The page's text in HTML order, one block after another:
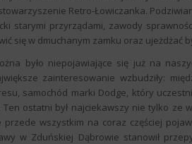
Retro-Łowiczanka.
starymi przyrządami, zawody
się w dmuchanym zamku oraz
było niepojawiające się już na
zainteresowanie wzbudziły:
samochód marki Dodge, który
Ten ostatni był najciekawszy nie tylko ze
przede wszystkim na coraz częściej
w Zduńskiej Dąbrowie stanowił